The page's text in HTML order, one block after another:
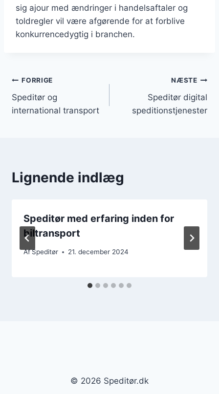
sig ajour med ændringer i handelsaftaler og
toldregler vil være afgørende for at forblive
konkurrencedygtig i branchen.
Indlægsnavigation
FORRIGE
Speditør og
international transport
NÆSTE
Speditør digital
speditionstjenester
Lignende indlæg
Speditør med erfaring inden for
biltransport
AfSpeditør 21. december 2024
© 2026 Speditør.dk